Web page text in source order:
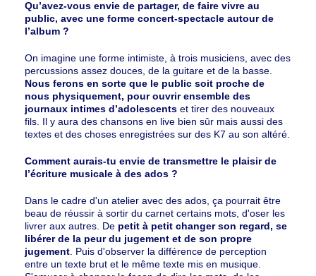
Qu’avez-vous envie de partager, de faire vivre au
public, avec une forme concert-spectacle autour de
l’album ?
On imagine une forme intimiste, à trois musiciens, avec des
percussions assez douces, de la guitare et de la basse.
Nous ferons en sorte que le public soit proche de
nous physiquement, pour ouvrir ensemble des
journaux intimes d’adolescents et tirer des nouveaux
fils. Il y aura des chansons en live bien sûr mais aussi des
textes et des choses enregistrées sur des K7 au son altéré.
Comment aurais-tu envie de transmettre le plaisir de
l’écriture musicale à des ados ?
Dans le cadre d'un atelier avec des ados, ça pourrait être
beau de réussir à sortir du carnet certains mots, d'oser les
livrer aux autres. De petit à petit changer son regard, se
libérer de la peur du jugement et de son propre
jugement . Puis d'observer la différence de perception
entre un texte brut et le même texte mis en musique.